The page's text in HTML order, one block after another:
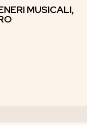
MUSICALI,